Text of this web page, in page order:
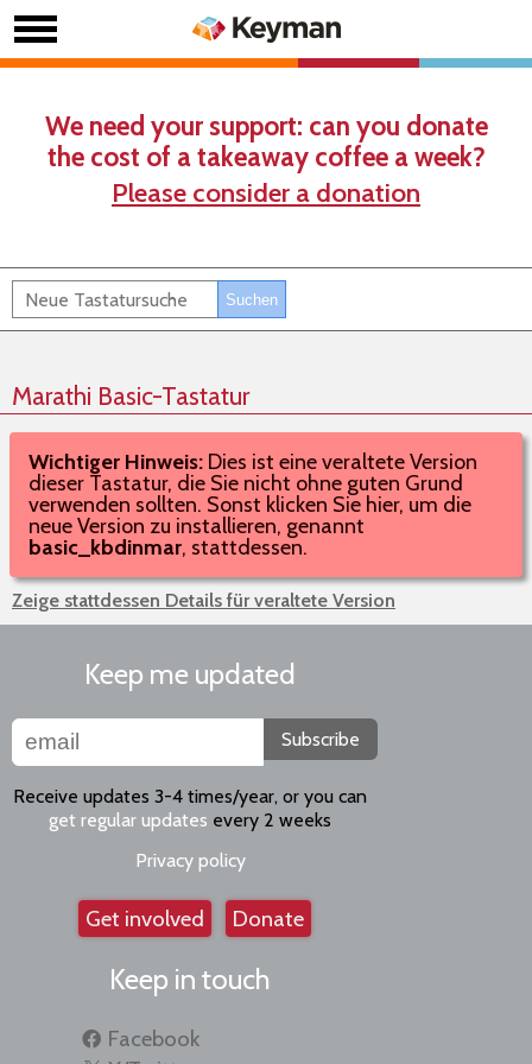
We need your support: can you donate
the cost of a takeaway coffee a week?
Please consider a donation
Marathi Basic-Tastatur
Wichtiger Hinweis: Dies ist eine veraltete Version
dieser Tastatur, die Sie nicht ohne guten Grund
verwenden sollten. Sonst klicken Sie hier, um die
neue Version zu installieren, genannt
basic_kbdinmar, stattdessen.
Zeige stattdessen Details für veraltete Version
Keep me updated
Subscribe
Receive updates 3-4 times/year, or you can
get regular updates every 2 weeks
Privacy policy
Get involved Donate
Keep in touch
Facebook